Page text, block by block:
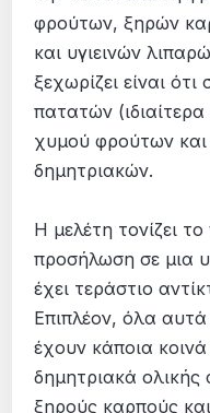
φρούτων, ξηρών
και υγιεινών
ξεχωρίζει είναι
πατατών
χυμού φρούτων
δημητριακών.
Η μελέτη τονίζει
προσήλωση σε μια
έχει τεράστιο
Επιπλέον, όλα
έχουν κάποια
δημητριακά
ξηρούς καρπούς